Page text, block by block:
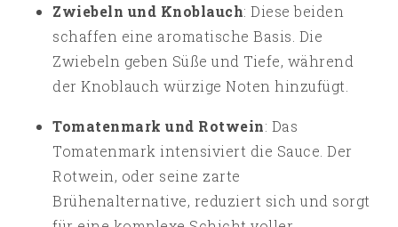
Zwiebeln und Knoblauch: Diese beiden
schaffen eine aromatische Basis. Die
Zwiebeln geben Süße und Tiefe, während
der Knoblauch würzige Noten hinzufügt.
Tomatenmark und Rotwein: Das
Tomatenmark intensiviert die Sauce. Der
Rotwein, oder seine zarte
Brühenalternative, reduziert sich und sorgt